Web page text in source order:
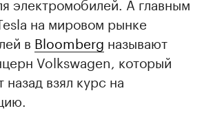
на мировом рынке
в Bloomberg называют
Volkswagen, который
назад взял курс на